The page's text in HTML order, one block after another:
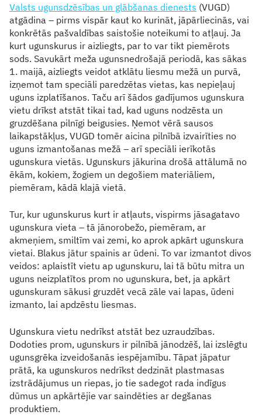
Valsts ugunsdzēsības un glābšanas dienests (VUGD)
atgādina – pirms vispār kaut ko kurināt, jāpārliecinās, vai
konkrētās pašvaldības saistošie noteikumi to atļauj. Ja
kurt ugunskurus ir aizliegts, par to var tikt piemērots
sods. Savukārt meža ugunsnedrošajā periodā, kas sākas
1. maijā, aizliegts veidot atklātu liesmu mežā un purvā,
izņemot tam speciāli paredzētas vietas, kas nepieļauj
uguns izplatīšanos. Taču arī šādos gadījumos ugunskura
vietu drīkst atstāt tikai tad, kad uguns nodzēsta un
gruzdēšana pilnīgi beigusies. Ņemot vērā sausos
laikapstākļus, VUGD tomēr aicina pilnībā izvairīties no
uguns izmantošanas mežā – arī speciāli ierīkotās
ugunskura vietās. Ugunskurs jākurina drošā attālumā no
ēkām, kokiem, žogiem un degošiem materiāliem,
piemēram, kādā klajā vietā.
Tur, kur ugunskurus kurt ir atļauts, vispirms jāsagatavo
ugunskura vieta – tā jānorobežo, piemēram, ar
akmeņiem, smiltīm vai zemi, ko aprok apkārt ugunskura
vietai. Blakus jātur spainis ar ūdeni. To var izmantot divos
veidos: aplaistīt vietu ap ugunskuru, lai tā būtu mitra un
uguns neizplatītos prom no ugunskura, bet, ja apkārt
ugunskuram sākusi gruzdēt vecā zāle vai lapas, ūdeni
izmanto, lai apdzēstu liesmas.
Ugunskura vietu nedrīkst atstāt bez uzraudzības.
Dodoties prom, ugunskurs ir pilnībā jānodzēš, lai izslēgtu
ugunsgrēka izveidošanās iespējamību. Tāpat jāpatur
prātā, ka ugunskuros nedrīkst dedzināt plastmasas
izstrādājumus un riepas, jo tie sadegot rada indīgus
dūmus un apkārtējie var saindēties ar degšanas
produktiem.